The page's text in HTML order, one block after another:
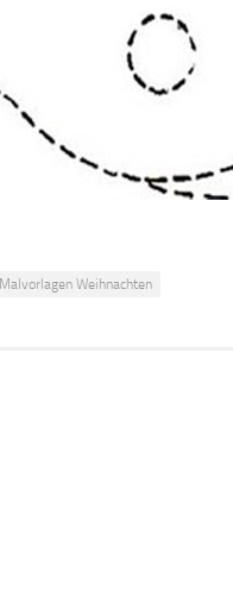
Malvorlagen Weihnachten